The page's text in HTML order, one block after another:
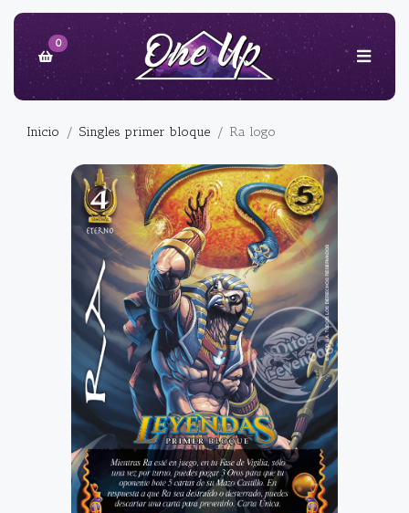
0
Inicio Singles primer bloque Ra logo